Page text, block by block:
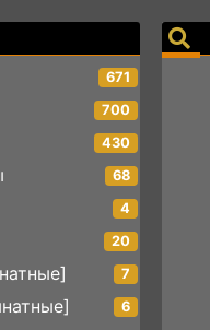
671
700
430
68
4
20
7
6